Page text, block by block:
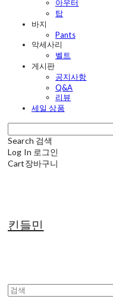
아우터
탑
바지
Pants
악세사리
벨트
게시판
공지사항
Q&A
리뷰
세일 상품
Search 검색
Log In 로그인
Cart장바구니
킨들민